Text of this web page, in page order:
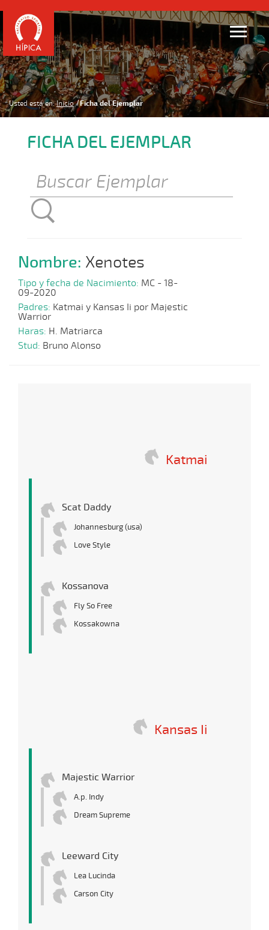
Usted está en: Inicio Ficha del Ejemplar
FICHA DEL EJEMPLAR
Nombre: Xenotes
Tipo y fecha de Nacimiento: MC - 18-
09-2020
Padres: Katmai y Kansas Ii por Majestic
Warrior
Haras: H. Matriarca
Stud: Bruno Alonso
Katmai
Scat Daddy
Johannesburg (usa)
Love Style
Kossanova
Fly So Free
Kossakowna
Kansas Ii
Majestic Warrior
A.p. Indy
Dream Supreme
Leeward City
Lea Lucinda
Carson City